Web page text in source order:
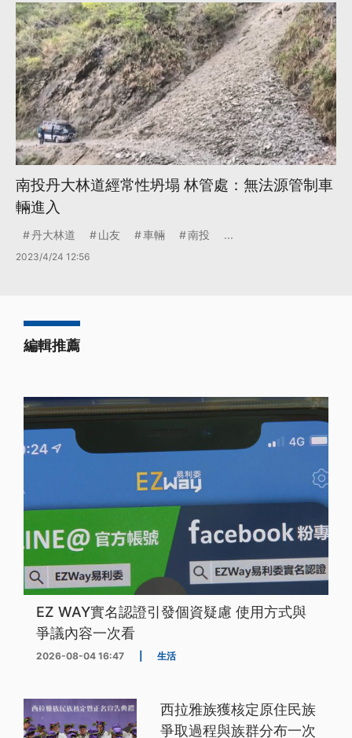
南投丹大林道經常性坍塌 林管處：無法源管制車
輛進入
丹大林道 山友 車輛 南投 ...
2023/4/24 12:56
編輯推薦
EZ WAY實名認證引發個資疑慮 使用方式與
爭議內容一次看
2026-08-04 16:47 生活
西拉雅族獲核定原住民族
爭取過程與族群分布一次